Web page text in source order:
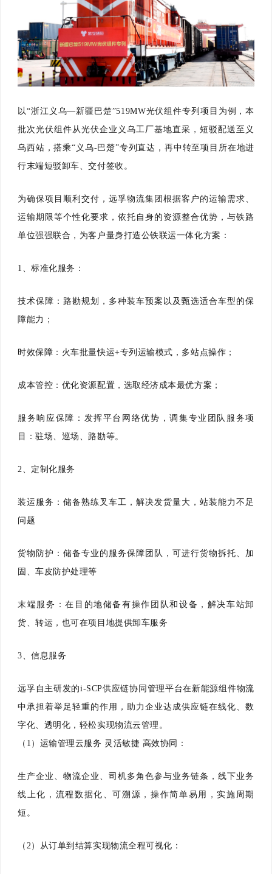
以“浙江义乌—新疆巴楚”519MW光伏组件专列项目为例，本
批次光伏组件从光伏企业义乌工厂基地直采，短驳配送至义
乌西站，搭乘“义乌-巴楚”专列直达，再中转至项目所在地进
行末端短驳卸车、交付签收。
为确保项目顺利交付，远孚物流集团根据客户的运输需求、
运输期限等个性化要求，依托自身的资源整合优势，与铁路
单位强强联合，为客户量身打造公铁联运一体化方案：
1、标准化服务：
技术保障：路勘规划，多种装车预案以及甄选适合车型的保
障能力；
时效保障：火车批量快运+专列运输模式，多站点操作；
成本管控：优化资源配置，选取经济成本最优方案；
服务响应保障：发挥平台网络优势，调集专业团队服务项
目：驻场、巡场、路勘等。
2、定制化服务
装运服务：储备熟练叉车工，解决发货量大，站装能力不足
问题
货物防护：储备专业的服务保障团队，可进行货物拆托、加
固、车皮防护处理等
末端服务：在目的地储备有操作团队和设备，解决车站卸
货、转运，也可在项目地提供卸车服务
3、信息服务
远孚自主研发的i-SCP供应链协同管理平台在新能源组件物流
中承担着举足轻重的作用，助力企业达成供应链在线化、数
字化、透明化，轻松实现物流云管理。
（1）运输管理云服务 灵活敏捷 高效协同：
生产企业、物流企业、司机多角色参与业务链条，线下业务
线上化，流程数据化、可溯源，操作简单易用，实施周期
短。
（2）从订单到结算实现物流全程可视化：